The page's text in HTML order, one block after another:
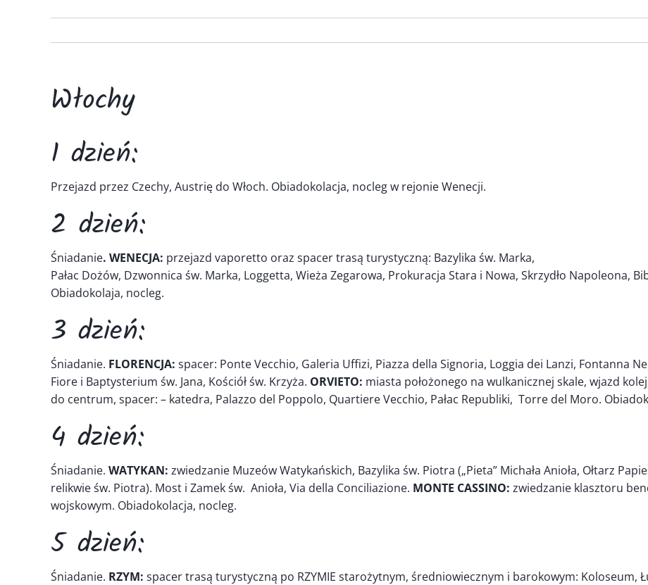
Włochy
1 dzień:
Przejazd przez Czechy, Austrię do Włoch. Obiadokolacja, nocleg w rejonie Wenecji.
2 dzień:
Śniadanie. WENECJA: przejazd vaporetto oraz spacer trasą turystyczną: Bazylika św. Marka,
Pałac Dożów, Dzwonnica św. Marka, Loggetta, Wieża Zegarowa, Prokuracja Stara i Nowa, Skrzydło Napoleona,
Obiadokolaja, nocleg.
3 dzień:
Śniadanie. FLORENCJA: spacer: Ponte Vecchio, Galeria Uffizi, Piazza della Signoria, Loggia dei Lanzi, Fontanna
Fiore i Baptysterium św. Jana, Kościół św. Krzyża. ORVIETO: miasta położonego na wulkanicznej skale, wjazd
do centrum, spacer: – katedra, Palazzo del Poppolo, Quartiere Vecchio, Pałac Republiki, Torre del Moro.
4 dzień:
Śniadanie. WATYKAN: zwiedzanie Muzeów Watykańskich, Bazylika św. Piotra („Pieta” Michała Anioła, Ołtarz
relikwie św. Piotra). Most i Zamek św. Anioła, Via della Conciliazione. MONTE CASSINO: zwiedzanie klasztoru
wojskowym. Obiadokolacja, nocleg.
5 dzień:
Śniadanie. RZYM: spacer trasą turystyczną po RZYMIE starożytnym, średniowiecznym i barokowym: Koloseum,